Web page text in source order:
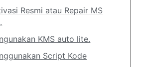
Resmi atau Repair MS
KMS auto lite.
Script Kode